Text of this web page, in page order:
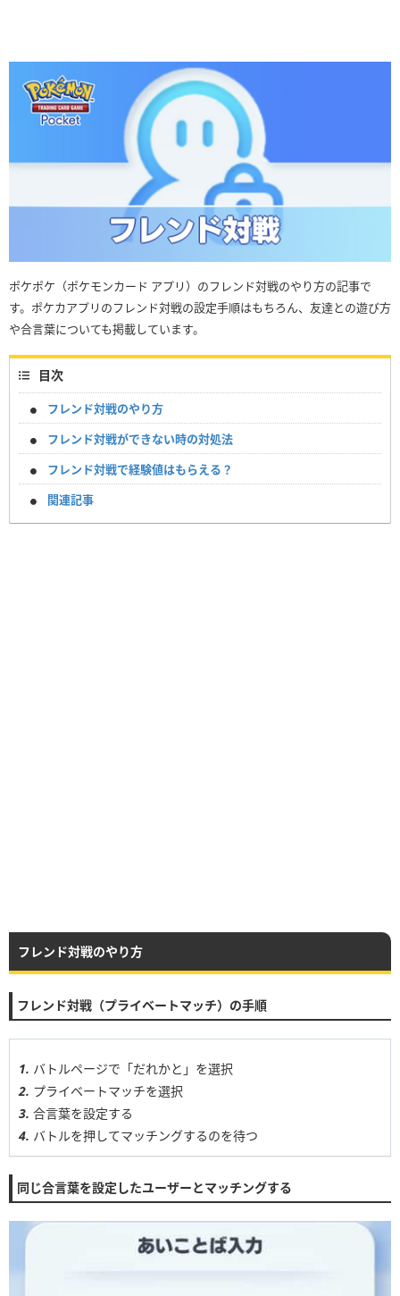
ポケポケ（ポケモンカード アプリ）のフレンド対戦のやり方の記事で
す。ポケカアプリのフレンド対戦の設定手順はもちろん、友達との遊び方
や合言葉についても掲載しています。
目次
フレンド対戦のやり方
フレンド対戦ができない時の対処法
フレンド対戦で経験値はもらえる？
関連記事
フレンド対戦のやり方
フレンド対戦（プライベートマッチ）の手順
バトルページで「だれかと」を選択
プライベートマッチを選択
合言葉を設定する
バトルを押してマッチングするのを待つ
同じ合言葉を設定したユーザーとマッチングする